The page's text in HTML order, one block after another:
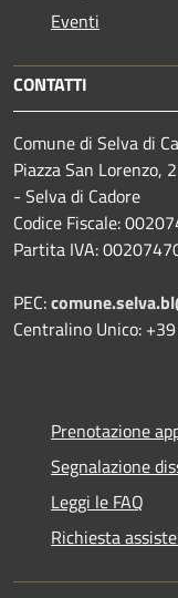
Eventi
CONTATTI
Comune di Selva di
Piazza San Lorenzo,
- Selva di Cadore
Codice Fiscale:
Partita IVA:
PEC:
Centralino Unico:
Prenotazione
Segnalazione
Leggi le FAQ
Richiesta